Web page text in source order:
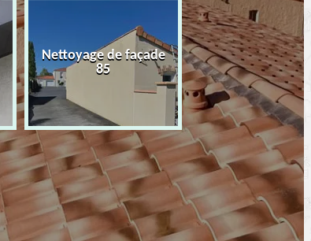
Nettoyage de façade
85
Devis nettoyage
toiture 85